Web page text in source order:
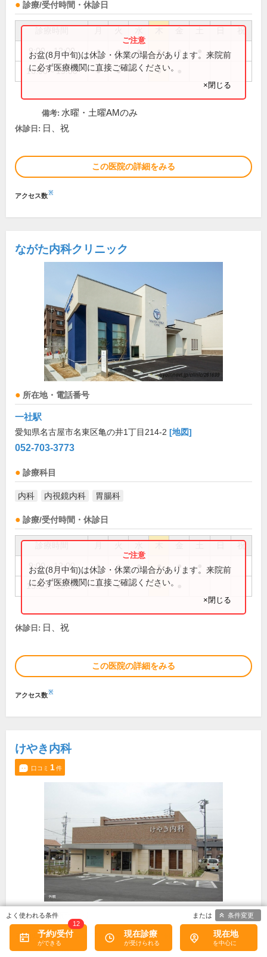
診療/受付時間・休診日
祝
9:00～12:00 ● ● ● ● ●
16:00～19:00 ● ● ●
お盆(8月中旬)は休診・休業の場合があります。来院前
に必ず医療機関に直接ご確認ください。
×閉じる
備考: 水曜・土曜AMのみ
休診日: 日、祝
この医院の詳細をみる
アクセス数※
ながた内科クリニック
所在地・電話番号
一社駅
愛知県名古屋市名東区亀の井1丁目214-2 [地図]
052-703-3773
診療科目
内科 内視鏡内科 胃腸科
診療/受付時間・休診日
祝
9:00～12:00 ● ● ● ● ●
15:30～18:30 ● ● ●
お盆(8月中旬)は休診・休業の場合があります。来院前
に必ず医療機関に直接ご確認ください。
×閉じる
休診日: 日、祝
この医院の詳細をみる
アクセス数※
けやき内科
口コミ 1件
所在地・電話番号
愛知県名古屋市名東区猪子石原1-2002
052-774-2002
予約/受付
12
現在診療 現在地
条件変更